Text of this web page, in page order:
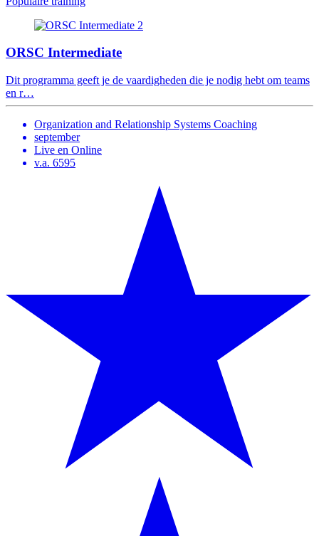
ORSC Intermediate
Dit programma geeft je de vaardigheden die je nodig hebt om teams
en r…
Organization and Relationship Systems Coaching
september
Live en Online
v.a. 6595